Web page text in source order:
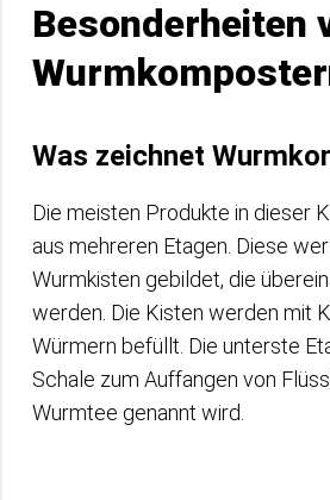
Besonderheiten
Was zeichnet
Die meisten Produkte in dieser
aus mehreren Etagen. Diese
Wurmkisten gebildet, die
werden. Die Kisten werden mit
Würmern befüllt. Die unterste
Schale zum Auffangen von
Wurmtee genannt wird.